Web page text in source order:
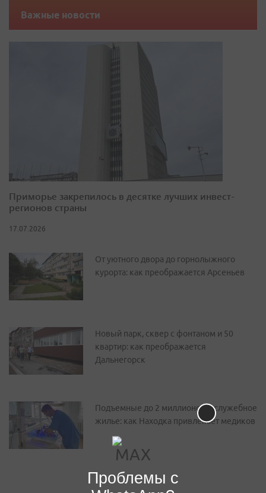
Важные новости
Приморье закрепилось в десятке лучших инвест-
регионов страны
17.07.2026
От уютного двора до горнолыжного
курорта: как преображается Арсеньев
Новый парк, сквер с фонтаном и 50
квартир: как преображается
Дальнегорск
Подъемные до 2 миллионов и служебное
жилье: как Находка привлекает медиков
Проблемы с